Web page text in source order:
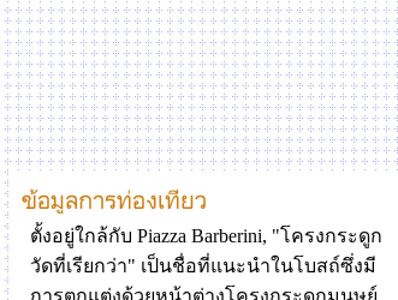
ตั้งอยู่ใกล้กับ Piazza Barberini, "โครงกระดูก
วัดที่เรียกว่า" เป็นชื่อที่แนะนำในโบสถ์ซึ่งมี
การตกแต่งด้วยหน้าต่างโครงกระดูกมนุษย์